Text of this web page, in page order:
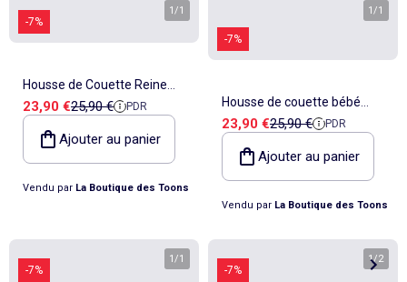
-7%
1 /1
Housse de Couette Reine
des Neige Sisters 100x135
cm - Parure de lit bébé
Prix de vente
23,90 €Prix de référence
25,90 € PDR
Ajouter au panier
Vendu par La Boutique des Toons
-7%
1 /1
Housse de couette bébé
CMP 100 cm x 135 cm coton
100% imprimé animaux de la
forêt
Prix de vente
23,90 €Prix de référence
25,90 € PDR
Ajouter au panier
Vendu par La Boutique des Toons
-7%
1 /1
-7%
1/2